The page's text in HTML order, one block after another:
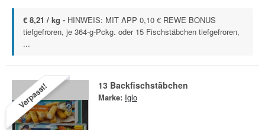
€ 8,21 / kg - HINWEIS: MIT APP 0,10 € REWE BONUS
tiefgefroren, je 364-g-Pckg. oder 15 Fischstäbchen tiefgefroren,
...
Verpasst! 13 Backfischstäbchen
Marke: Iglo